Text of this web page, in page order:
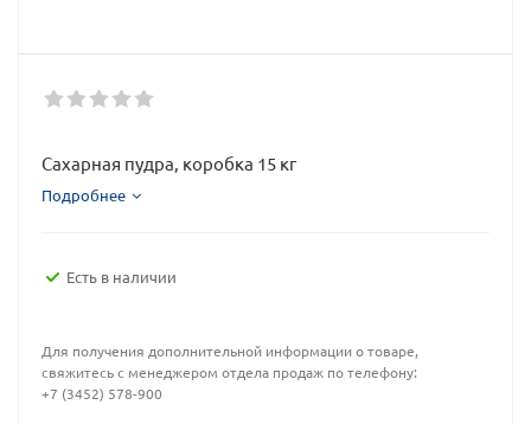
Сахарная пудра, коробка 15 кг
Подробнее
Есть в наличии
Для получения дополнительной информации о товаре,
свяжитесь с менеджером отдела продаж по телефону:
+7 (3452) 578-900